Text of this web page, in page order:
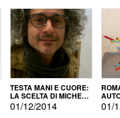
TESTA MANI E CUORE:
LA SCELTA DI MICHELE
BARBERIO
01/12/2014 01/